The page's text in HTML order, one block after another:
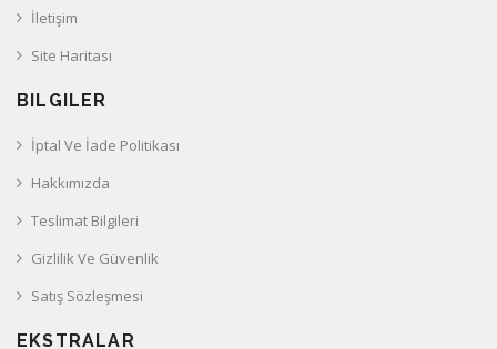
İletişim
Site Haritası
BILGILER
İptal Ve İade Politikası
Hakkımızda
Teslimat Bilgileri
Gizlilik Ve Güvenlik
Satış Sözleşmesi
EKSTRALAR